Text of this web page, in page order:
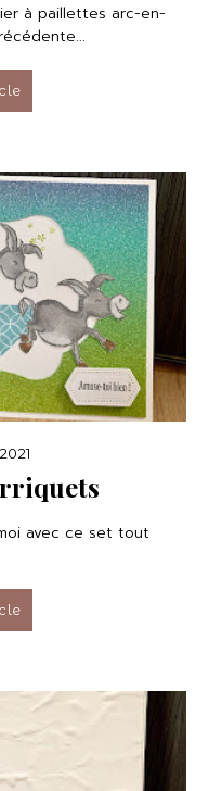
à paillettes arc-en-
avec ce set tout